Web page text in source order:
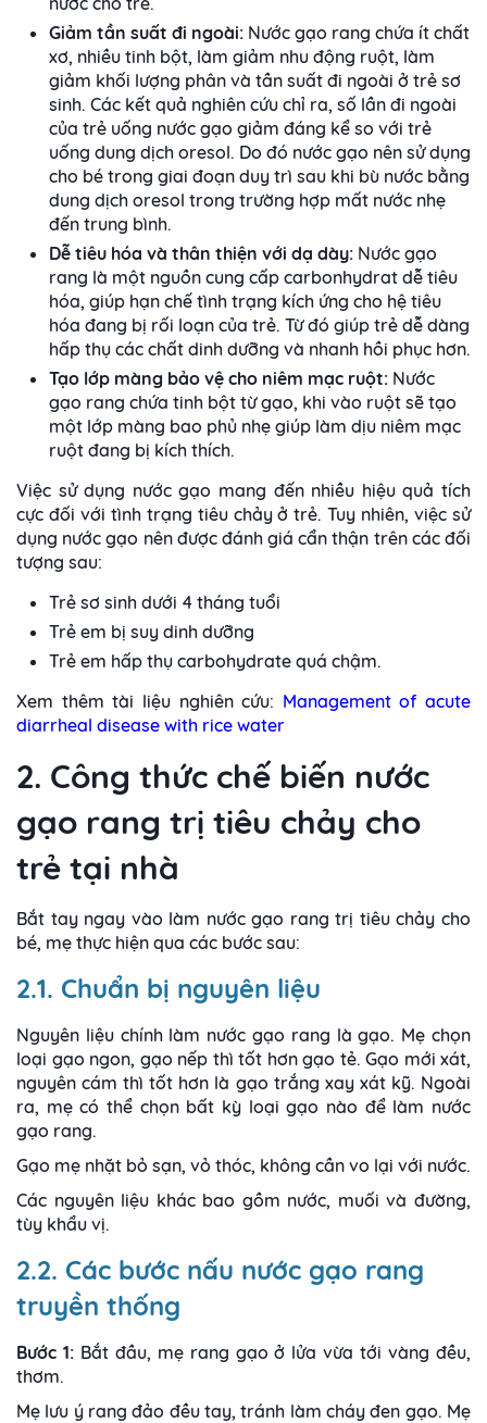
Giảm tần suất đi ngoài: Nước gạo rang chứa ít chất
xơ, nhiều tinh bột, làm giảm nhu động ruột, làm
giảm khối lượng phân và tần suất đi ngoài ở trẻ sơ
sinh. Các kết quả nghiên cứu chỉ ra, số lần đi ngoài
của trẻ uống nước gạo giảm đáng kể so với trẻ
uống dung dịch oresol. Do đó nước gạo nên sử dụng
cho bé trong giai đoạn duy trì sau khi bù nước bằng
dung dịch oresol trong trường hợp mất nước nhẹ
đến trung bình.
Dễ tiêu hóa và thân thiện với dạ dày: Nước gạo
rang là một nguồn cung cấp carbonhydrat dễ tiêu
hóa, giúp hạn chế tình trạng kích ứng cho hệ tiêu
hóa đang bị rối loạn của trẻ. Từ đó giúp trẻ dễ dàng
hấp thụ các chất dinh dưỡng và nhanh hồi phục hơn.
Tạo lớp màng bảo vệ cho niêm mạc ruột: Nước
gạo rang chứa tinh bột từ gạo, khi vào ruột sẽ tạo
một lớp màng bao phủ nhẹ giúp làm dịu niêm mạc
ruột đang bị kích thích.
Việc sử dụng nước gạo mang đến nhiều hiệu quả tích
cực đối với tình trạng tiêu chảy ở trẻ. Tuy nhiên, việc sử
dụng nước gạo nên được đánh giá cẩn thận trên các đối
tượng sau:
Trẻ sơ sinh dưới 4 tháng tuổi
Trẻ em bị suy dinh dưỡng
Trẻ em hấp thụ carbohydrate quá chậm.
Xem thêm tài liệu nghiên cứu: Management of acute
diarrheal disease with rice water
2. Công thức chế biến nước
gạo rang trị tiêu chảy cho
trẻ tại nhà
Bắt tay ngay vào làm nước gạo rang trị tiêu chảy cho
bé, mẹ thực hiện qua các bước sau:
2.1. Chuẩn bị nguyên liệu
Nguyên liệu chính làm nước gạo rang là gạo. Mẹ chọn
loại gạo ngon, gạo nếp thì tốt hơn gạo tẻ. Gạo mới xát,
nguyên cám thì tốt hơn là gạo trắng xay xát kỹ. Ngoài
ra, mẹ có thể chọn bất kỳ loại gạo nào để làm nước
gạo rang.
Gạo mẹ nhặt bỏ sạn, vỏ thóc, không cần vo lại với nước.
Các nguyên liệu khác bao gồm nước, muối và đường,
tùy khẩu vị.
2.2. Các bước nấu nước gạo rang
truyền thống
Bước 1: Bắt đầu, mẹ rang gạo ở lửa vừa tới vàng đều,
thơm.
Mẹ lưu ý rang đảo đều tay, tránh làm cháy đen gạo. Mẹ